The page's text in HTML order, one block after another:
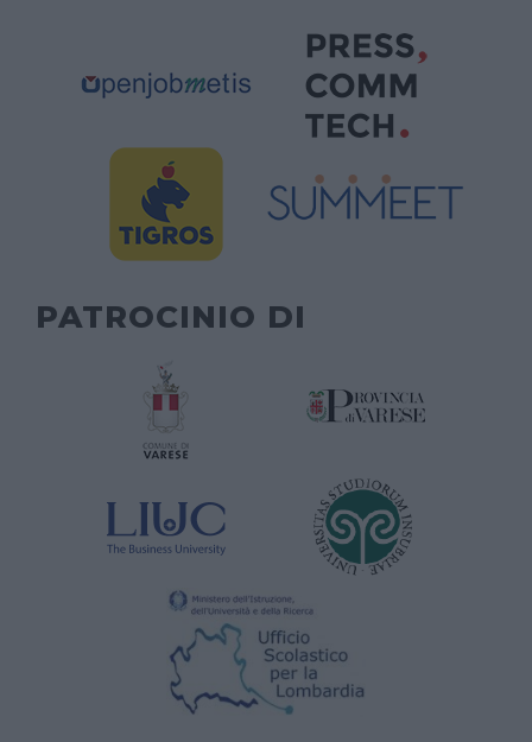
PATROCINIO DI